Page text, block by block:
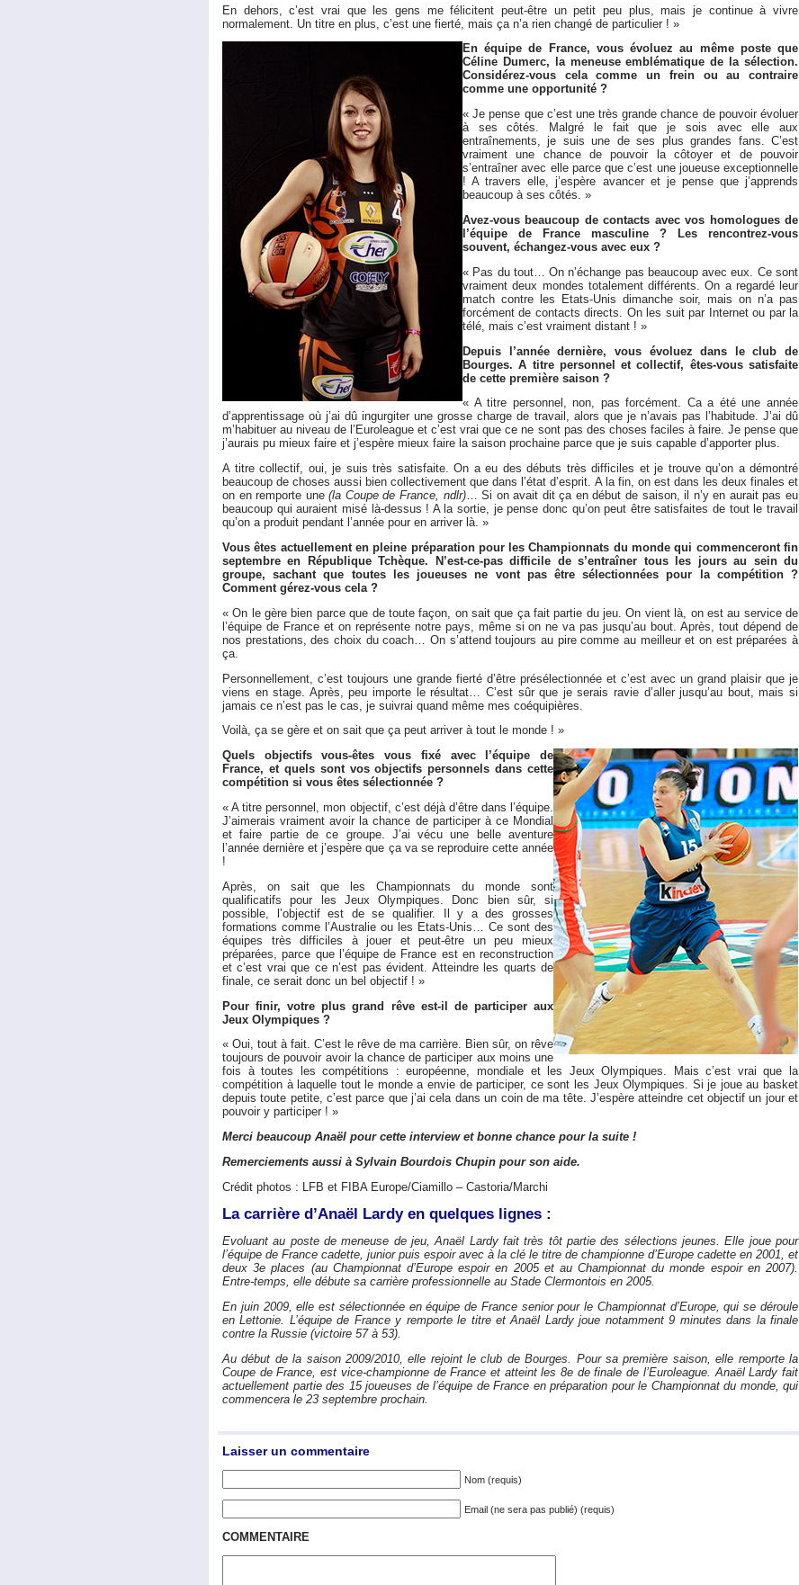
En dehors, c’est vrai que les gens me félicitent peut-être un petit peu plus, mais je continue à vivre
normalement. Un titre en plus, c’est une fierté, mais ça n’a rien changé de particulier ! »
En équipe de France, vous évoluez au même poste que
Céline Dumerc, la meneuse emblématique de la sélection.
Considérez-vous cela comme un frein ou au contraire
comme une opportunité ?
« Je pense que c’est une très grande chance de pouvoir évoluer
à ses côtés. Malgré le fait que je sois avec elle aux
entraînements, je suis une de ses plus grandes fans. C’est
vraiment une chance de pouvoir la côtoyer et de pouvoir
s’entraîner avec elle parce que c’est une joueuse exceptionnelle
! A travers elle, j’espère avancer et je pense que j’apprends
beaucoup à ses côtés. »
Avez-vous beaucoup de contacts avec vos homologues de
l’équipe de France masculine ? Les rencontrez-vous
souvent, échangez-vous avec eux ?
« Pas du tout… On n’échange pas beaucoup avec eux. Ce sont
vraiment deux mondes totalement différents. On a regardé leur
match contre les Etats-Unis dimanche soir, mais on n’a pas
forcément de contacts directs. On les suit par Internet ou par la
télé, mais c’est vraiment distant ! »
Depuis l’année dernière, vous évoluez dans le club de
Bourges. A titre personnel et collectif, êtes-vous satisfaite
de cette première saison ?
« A titre personnel, non, pas forcément. Ca a été une année
d’apprentissage où j’ai dû ingurgiter une grosse charge de travail, alors que je n’avais pas l’habitude. J’ai dû
m’habituer au niveau de l’Euroleague et c’est vrai que ce ne sont pas des choses faciles à faire. Je pense que
j’aurais pu mieux faire et j’espère mieux faire la saison prochaine parce que je suis capable d’apporter plus.
A titre collectif, oui, je suis très satisfaite. On a eu des débuts très difficiles et je trouve qu’on a démontré
beaucoup de choses aussi bien collectivement que dans l’état d’esprit. A la fin, on est dans les deux finales et
on en remporte une(la Coupe de France, ndlr)… Si on avait dit ça en début de saison, il n’y en aurait pas eu
beaucoup qui auraient misé là-dessus ! A la sortie, je pense donc qu’on peut être satisfaites de tout le travail
qu’on a produit pendant l’année pour en arriver là. »
Vous êtes actuellement en pleine préparation pour les Championnats du monde qui commenceront fin
septembre en République Tchèque. N’est-ce-pas difficile de s’entraîner tous les jours au sein du
groupe, sachant que toutes les joueuses ne vont pas être sélectionnées pour la compétition ?
Comment gérez-vous cela ?
« On le gère bien parce que de toute façon, on sait que ça fait partie du jeu. On vient là, on est au service de
l’équipe de France et on représente notre pays, même si on ne va pas jusqu’au bout. Après, tout dépend de
nos prestations, des choix du coach… On s’attend toujours au pire comme au meilleur et on est préparées à
ça.
Personnellement, c’est toujours une grande fierté d’être présélectionnée et c’est avec un grand plaisir que je
viens en stage. Après, peu importe le résultat… C’est sûr que je serais ravie d’aller jusqu’au bout, mais si
jamais ce n’est pas le cas, je suivrai quand même mes coéquipières.
Voilà, ça se gère et on sait que ça peut arriver à tout le monde ! »
Quels objectifs vous-êtes vous fixé avec l’équipe de
France, et quels sont vos objectifs personnels dans cette
compétition si vous êtes sélectionnée ?
« A titre personnel, mon objectif, c’est déjà d’être dans l’équipe.
J’aimerais vraiment avoir la chance de participer à ce Mondial
et faire partie de ce groupe. J’ai vécu une belle aventure
l’année dernière et j’espère que ça va se reproduire cette année
!
Après, on sait que les Championnats du monde sont
qualificatifs pour les Jeux Olympiques. Donc bien sûr, si
possible, l’objectif est de se qualifier. Il y a des grosses
formations comme l’Australie ou les Etats-Unis… Ce sont des
équipes très difficiles à jouer et peut-être un peu mieux
préparées, parce que l’équipe de France est en reconstruction
et c’est vrai que ce n’est pas évident. Atteindre les quarts de
finale, ce serait donc un bel objectif ! »
Pour finir, votre plus grand rêve est-il de participer aux
Jeux Olympiques ?
« Oui, tout à fait. C’est le rêve de ma carrière. Bien sûr, on rêve
toujours de pouvoir avoir la chance de participer aux moins une
fois à toutes les compétitions : européenne, mondiale et les Jeux Olympiques. Mais c’est vrai que la
compétition à laquelle tout le monde a envie de participer, ce sont les Jeux Olympiques. Si je joue au basket
depuis toute petite, c’est parce que j’ai cela dans un coin de ma tête. J’espère atteindre cet objectif un jour et
pouvoir y participer ! »
Merci beaucoup Anaël pour cette interview et bonne chance pour la suite !
Remerciements aussi à Sylvain Bourdois Chupin pour son aide.
Crédit photos : LFB et FIBA Europe/Ciamillo – Castoria/Marchi
La carrière d’Anaël Lardy en quelques lignes :
Evoluant au poste de meneuse de jeu, Anaël Lardy fait très tôt partie des sélections jeunes. Elle joue pour
l’équipe de France cadette, junior puis espoir avec à la clé le titre de championne d’Europe cadette en 2001, et
deux 3e places (au Championnat d’Europe espoir en 2005 et au Championnat du monde espoir en 2007).
Entre-temps, elle débute sa carrière professionnelle au Stade Clermontois en 2005.
En juin 2009, elle est sélectionnée en équipe de France senior pour le Championnat d’Europe, qui se déroule
en Lettonie. L’équipe de France y remporte le titre et Anaël Lardy joue notamment 9 minutes dans la finale
contre la Russie (victoire 57 à 53).
Au début de la saison 2009/2010, elle rejoint le club de Bourges. Pour sa première saison, elle remporte la
Coupe de France, est vice-championne de France et atteint les 8e de finale de l’Euroleague. Anaël Lardy fait
actuellement partie des 15 joueuses de l’équipe de France en préparation pour le Championnat du monde, qui
commencera le 23 septembre prochain.
Laisser un commentaire
Nom (requis)
Email (ne sera pas publié) (requis)
COMMENTAIRE